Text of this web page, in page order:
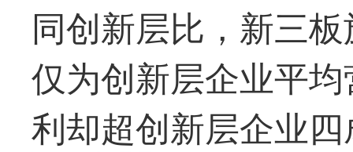
同创新层比，新三
仅为创新层企业平
利却超创新层企业